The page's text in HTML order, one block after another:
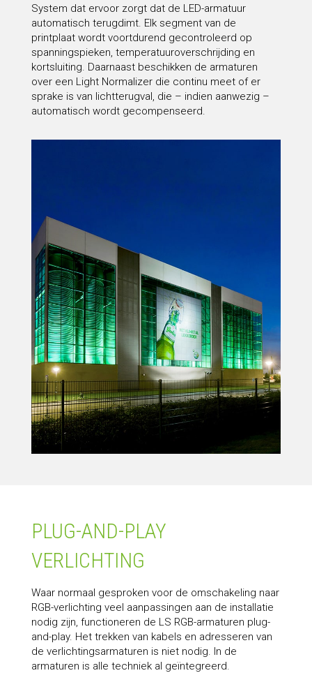
System dat ervoor zorgt dat de LED-armatuur
automatisch terugdimt. Elk segment van de
printplaat wordt voortdurend gecontroleerd op
spanningspieken, temperatuuroverschrijding en
kortsluiting. Daarnaast beschikken de armaturen
over een Light Normalizer die continu meet of er
sprake is van lichtterugval, die – indien aanwezig –
automatisch wordt gecompenseerd.
PLUG-AND-PLAY
VERLICHTING
Waar normaal gesproken voor de omschakeling naar
RGB-verlichting veel aanpassingen aan de installatie
nodig zijn, functioneren de LS RGB-armaturen plug-
and-play. Het trekken van kabels en adresseren van
de verlichtingsarmaturen is niet nodig. In de
armaturen is alle techniek al geïntegreerd.